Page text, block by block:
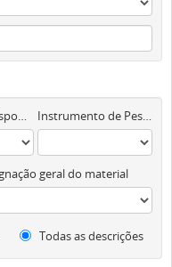
Objeto digital disponível Instrumento de Pesquisa
geral do material
Todas as descrições